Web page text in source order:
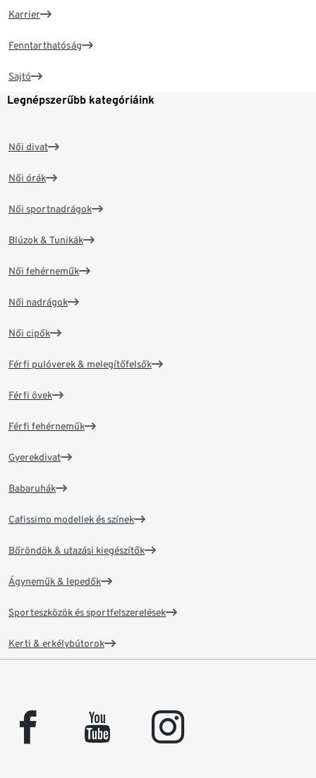
Karrier
Fenntarthatóság
Sajtó
Legnépszerűbb kategóriáink
Női divat
Női órák
Női sportnadrágok
Blúzok & Tunikák
Női fehérneműk
Női nadrágok
Női cipők
Férfi pulóverek & melegítőfelsők
Férfi övek
Férfi fehérneműk
Gyerekdivat
Babaruhák
Cafissimo modellek és színek
Bőröndök & utazási kiegészítők
Ágyneműk & lepedők
Sporteszközök és sportfelszerelések
Kerti & erkélybútorok
facebook youtube instagram